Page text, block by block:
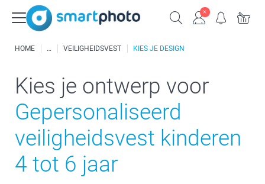
HOME VEILIGHEIDSVEST KIES JE DESIGN
Kies je ontwerp voor
Gepersonaliseerd
veiligheidsvest kinderen
4 tot 6 jaar